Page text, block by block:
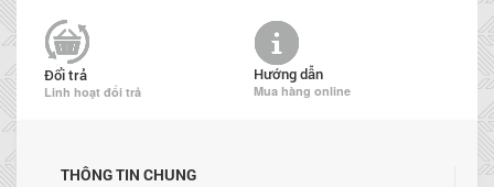
Đổi trả
Linh hoạt đổi trả
Hướng dẫn
Mua hàng online
THÔNG TIN CHUNG